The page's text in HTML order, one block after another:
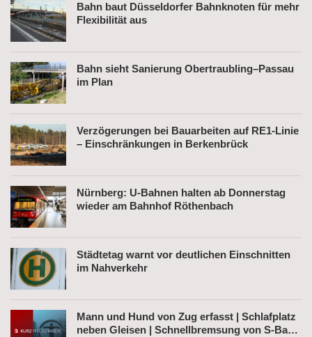
Bahn baut Düsseldorfer Bahnknoten für mehr
Flexibilität aus
Bahn sieht Sanierung Obertraubling–Passau
im Plan
Verzögerungen bei Bauarbeiten auf RE1-Linie
– Einschränkungen in Berkenbrück
Nürnberg: U-Bahnen halten ab Donnerstag
wieder am Bahnhof Röthenbach
Städtetag warnt vor deutlichen Einschnitten
im Nahverkehr
Mann und Hund von Zug erfasst | Schlafplatz
neben Gleisen | Schnellbremsung von S-Bahn